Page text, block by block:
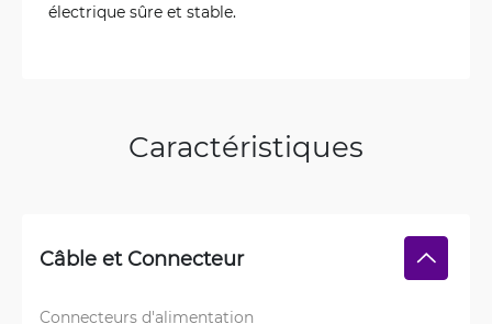
électrique sûre et stable.
Caractéristiques
Câble et Connecteur
Connecteurs d'alimentation